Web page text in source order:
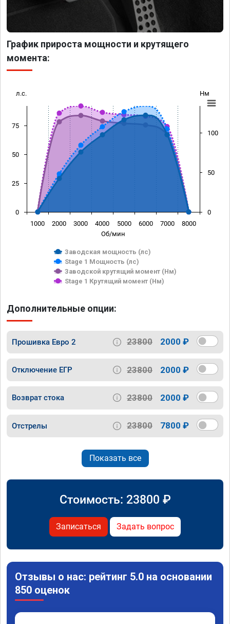
График прироста мощности и крутящего
момента:
Об/мин
л.с. Нм
Заводская мощность (лс)
Stage 1 Мощность (лс)
Заводской крутящий момент (Нм)
Stage 1 Крутящий момент (Нм)
1000 2000 3000 4000 5000 6000 7000 8000
0
25
50
75
0
50
100
Дополнительные опции:
Прошивка Евро 2 23800 2000 ₽
Отключение ЕГР 23800 2000 ₽
Возврат стока 23800 2000 ₽
Отстрелы 23800 7800 ₽
Показать все
Стоимость: 23800 ₽
Записаться Задать вопрос
Отзывы о нас: рейтинг 5.0 на основании
850 оценок